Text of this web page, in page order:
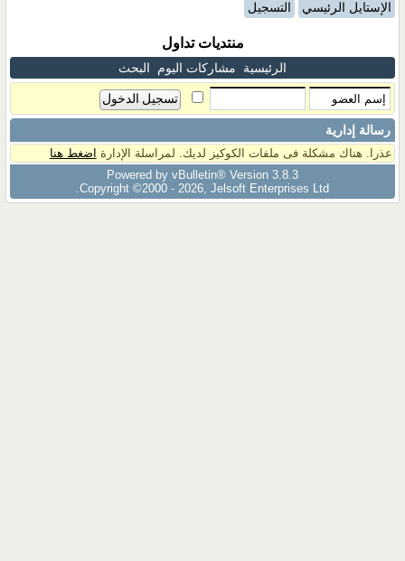
الإستايل الرئيسي التسجيل
منتديات تداول
الرئيسية مشاركات اليوم البحث
رسالة إدارية
عذرا. هناك مشكلة فى ملفات الكوكيز لديك. لمراسلة الإدارة اضغط هنا
Powered by vBulletin® Version 3.8.3
Copyright ©2000 - 2026, Jelsoft Enterprises Ltd.